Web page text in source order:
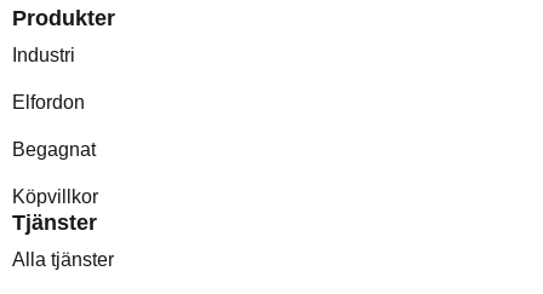
Produkter
Industri
Elfordon
Begagnat
Köpvillkor
Tjänster
Alla tjänster